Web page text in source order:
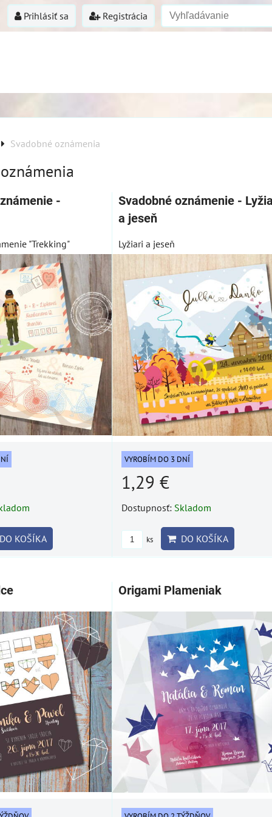
Prihlásiť sa Registrácia
Svadobné oznámenia
-
"Trekking"
KOŠÍKA
Svadobné oznámenie -
a jeseň
Lyžiari a jeseň
VYROBÍM DO 3 DNÍ
1,29 €
Dostupnosť: Skladom
ks DO KOŠÍKA
Origami Plameniak